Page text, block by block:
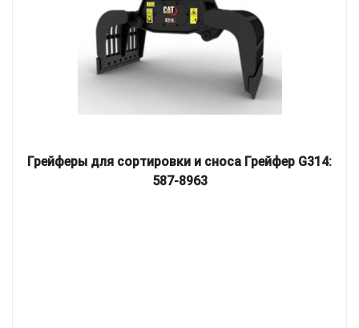
Грейферы для сортировки и сноса Грейфер G314:
587-8963